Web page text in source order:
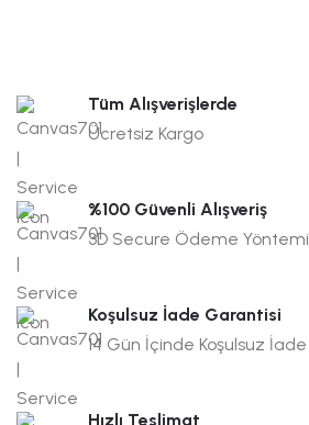
Tüm Alışverişlerde
Ücretsiz Kargo
%100 Güvenli Alışveriş
3D Secure Ödeme Yöntemi
Koşulsuz İade Garantisi
14 Gün İçinde Koşulsuz İade
Hızlı Teslimat